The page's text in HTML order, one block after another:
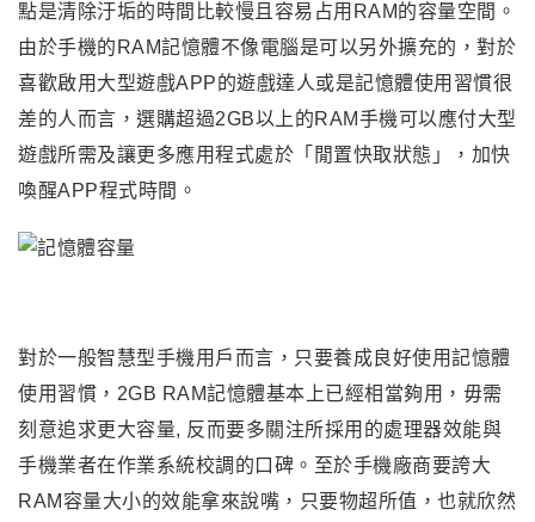
點是清除汙垢的時間比較慢且容易占用RAM的容量空間。
由於手機的RAM記憶體不像電腦是可以另外擴充的 ，對於
喜歡啟用大型遊戲APP的遊戲達人或是記憶體使用習慣很
差的人而言 ，選購超過2GB以上的RAM手機可以應付大型
遊戲所需及讓更多應用程式處於 「閒置快取狀態 」 ， 加快
喚醒APP程式時間 。
對於一般智慧型手機用戶而言，只要養成良好使用記憶體
使用習慣，2GB RAM記憶體基本上已經相當夠用，毋需
刻意追求更大容量, 反而要多關注所採用的處理器效能與
手機業者在作業系統校調的口碑。至於手機廠商要誇大
RAM容量大小的效能拿來說嘴，只要物超所值，也就欣然